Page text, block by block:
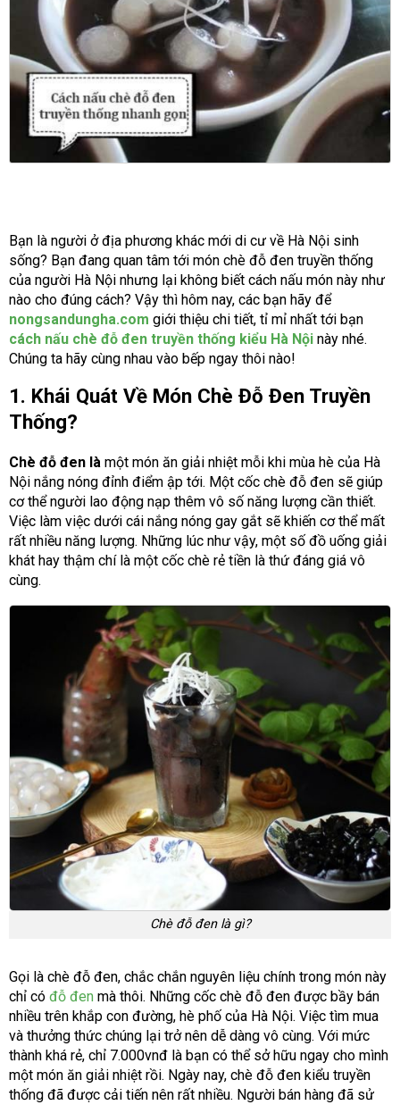
Bạn là người ở địa phương khác mới di cư về Hà Nội sinh
sống? Bạn đang quan tâm tới món chè đỗ đen truyền thống
của người Hà Nội nhưng lại không biết cách nấu món này như
nào cho đúng cách? Vậy thì hôm nay, các bạn hãy để
nongsandungha.com giới thiệu chi tiết, tỉ mỉ nhất tới bạn
cách nấu chè đỗ đen truyền thống kiểu Hà Nội này nhé.
Chúng ta hãy cùng nhau vào bếp ngay thôi nào!
1. Khái Quát Về Món Chè Đỗ Đen Truyền
Thống?
Chè đỗ đen là một món ăn giải nhiệt mỗi khi mùa hè của Hà
Nội nắng nóng đỉnh điểm ập tới. Một cốc chè đỗ đen sẽ giúp
cơ thể người lao động nạp thêm vô số năng lượng cần thiết.
Việc làm việc dưới cái nắng nóng gay gắt sẽ khiến cơ thể mất
rất nhiều năng lượng. Những lúc như vậy, một số đồ uống giải
khát hay thậm chí là một cốc chè rẻ tiền là thứ đáng giá vô
cùng.
Chè đỗ đen là gì?
Gọi là chè đỗ đen, chắc chắn nguyên liệu chính trong món này
chỉ có đỗ đen mà thôi. Những cốc chè đỗ đen được bầy bán
nhiều trên khắp con đường, hè phố của Hà Nội. Việc tìm mua
và thưởng thức chúng lại trở nên dễ dàng vô cùng. Với mức
thành khá rẻ, chỉ 7.000vnđ là bạn có thể sở hữu ngay cho mình
một món ăn giải nhiệt rồi. Ngày nay, chè đỗ đen kiểu truyền
thống đã được cải tiến nên rất nhiều. Người bán hàng đã sử